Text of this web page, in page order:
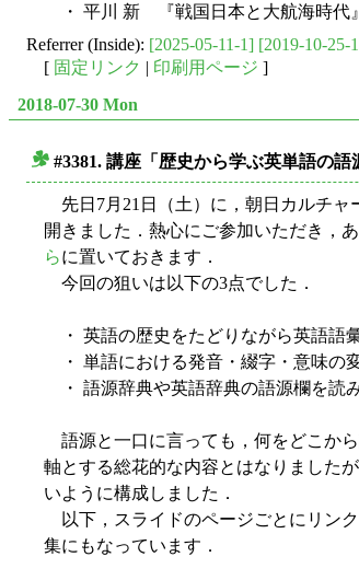
・ 平川 新 『戦国日本と大航海時代
Referrer (Inside): [2025-05-11-1] [2019-10-25-
[ 固定リンク | 印刷用ページ ]
2018-07-30 Mon
#3381. 講座「歴史から学ぶ英単語の語
先日7月21日（土）に，朝日カルチャ
開きました．熱心にご参加いただき，
らに置いておきます．
今回の狙いは以下の3点でした．
・ 英語の歴史をたどりながら英語語
・ 単語における発音・綴字・意味の
・ 語源辞典や英語辞典の語源欄を読
語源と一口に言っても，何をどこか
軸とする総花的な内容とはなりました
いように構成しました．
以下，スライドのページごとにリン
集にもなっています．